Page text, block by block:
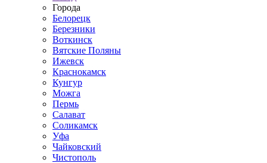
Города
Белорецк
Березники
Воткинск
Вятские Поляны
Ижевск
Краснокамск
Кунгур
Можга
Пермь
Салават
Соликамск
Уфа
Чайковский
Чистополь